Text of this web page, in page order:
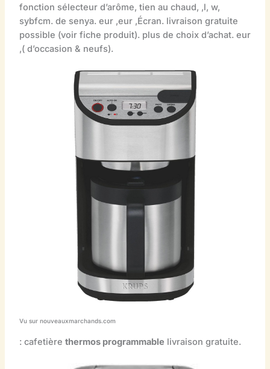
fonction sélecteur d’arôme, tien au chaud, ,l, w,
sybfcm. de senya. eur ,eur ,Écran. livraison gratuite
possible (voir fiche produit). plus de choix d’achat. eur
,( d’occasion & neufs).
Vu sur nouveauxmarchands.com
: cafetière thermos programmable livraison gratuite.